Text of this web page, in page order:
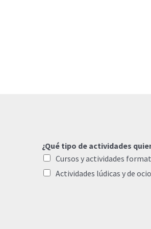
¿Qué tipo de actividades
Cursos y actividades
Actividades lúdicas y de ocio